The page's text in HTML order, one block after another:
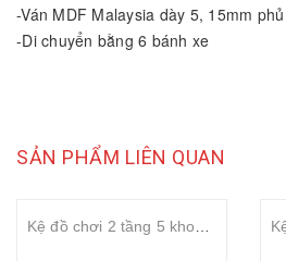
-Ván MDF Malaysia dày 5, 15mm
-Di chuyển bằng 6 bánh xe
SẢN PHẨM LIÊN QUAN